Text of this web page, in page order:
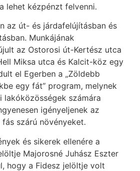
lehet kézpénzt felvenni.
az út- és járdafelújításban és
Munkájának
az Ostorosi út-Kertész utca
Miksa utca és Kalcit-köz egy
el Egerben a „Zöldebb
egy fát” program, melynek
lakóközösségek számára
igényeljenek az
szárú növényeket.
és sikerek ellenére a
Majorosné Juhász Eszter
hogy a Fidesz jelöltje volt